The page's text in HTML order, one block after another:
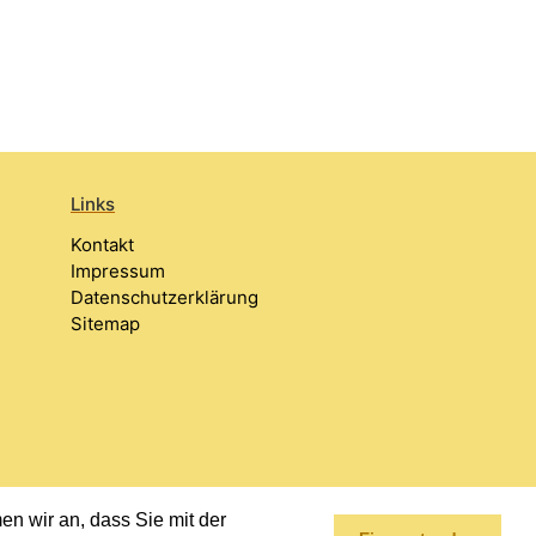
wir an, dass Sie mit der
Links
Kontakt
Impressum
Datenschutzerklärung
Sitemap